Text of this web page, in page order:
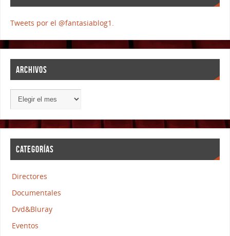
Tweets por el @fantasiablog1.
ARCHIVOS
CATEGORÍAS
Directores
Documentales
Dvd&Bluray
Eventos